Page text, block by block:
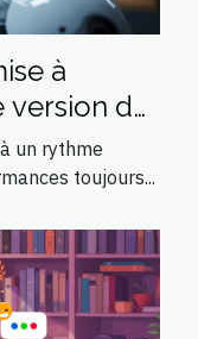
à
version de
un rythme
toujours...